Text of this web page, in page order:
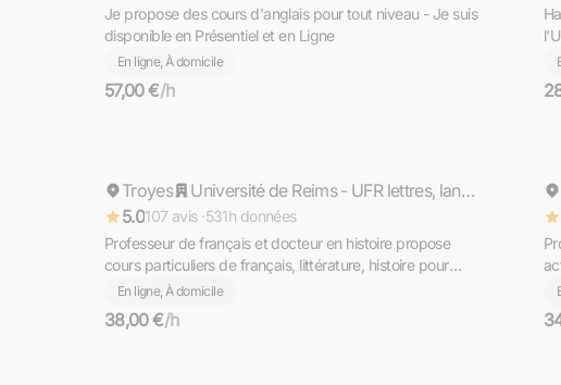
Je propose des cours d'anglais pour tout niveau - Je suis
disponible en Présentiel et en Ligne
En ligne, À domicile
57,00 €/h
Hallo
Répond rapidement
Troyes
Université de Reims - UFR lettres, langues et sciences humaines
5.0107 avis ·531h données
Professeur de français et docteur en histoire propose
cours particuliers de français, littérature, histoire pour
tous niveaux à domicile à Troyes ou en ligne
En ligne, À domicile
38,00 €/h